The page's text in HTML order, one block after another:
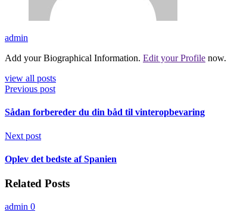
admin
Add your Biographical Information. Edit your Profile now.
view all posts
Previous post
Sådan forbereder du din båd til vinteropbevaring
Next post
Oplev det bedste af Spanien
Related Posts
admin 0